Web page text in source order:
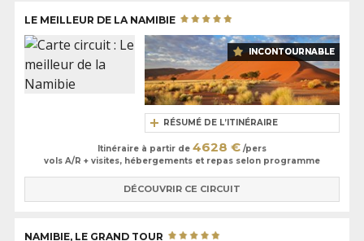
LE MEILLEUR DE LA NAMIBIE
RÉSUMÉ DE L’ITINÉRAIRE
INCONTOURNABLE
Itinéraire à partir de 4628 € /pers
vols A/R + visites, hébergements et repas selon programme
DÉCOUVRIR CE CIRCUIT
NAMIBIE, LE GRAND TOUR